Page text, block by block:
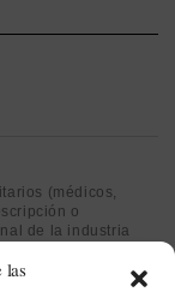
las
(médicos,
o
de la industria